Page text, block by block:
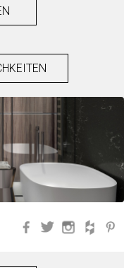
Facebook
Twitter